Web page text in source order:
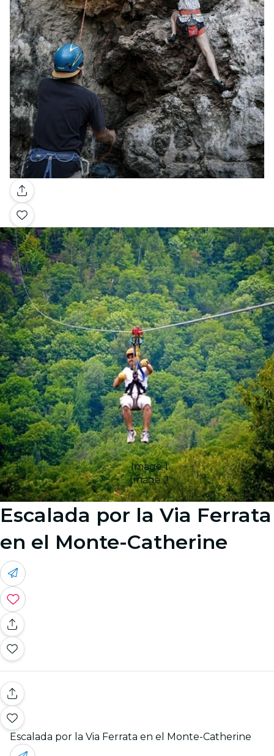
Galería
Image 1
Image 2
Escalada por la Via Ferrata
en el Monte-Catherine
Escalada por la Via Ferrata en el Monte-Catherine